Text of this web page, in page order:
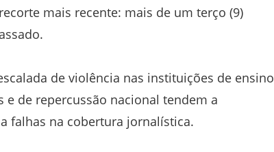
mais recente: mais de um terço (9)
de violência nas instituições de ensino
de repercussão nacional tendem a
falhas na cobertura jornalística.